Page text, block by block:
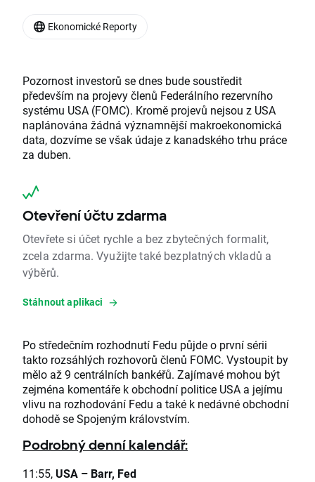
Pozornost investorů se dnes bude soustředit
především na projevy členů Federálního rezervního
systému USA (FOMC). Kromě projevů nejsou z USA
naplánována žádná významnější makroekonomická
data, dozvíme se však údaje z kanadského trhu práce
za duben.
Otevření účtu zdarma
Otevřete si účet rychle a bez zbytečných formalit,
zcela zdarma. Využijte také bezplatných vkladů a
výběrů.
Stáhnout aplikaci
Po středečním rozhodnutí Fedu půjde o první sérii
takto rozsáhlých rozhovorů členů FOMC. Vystoupit by
mělo až 9 centrálních bankéřů. Zajímavé mohou být
zejména komentáře k obchodní politice USA a jejímu
vlivu na rozhodování Fedu a také k nedávné obchodní
dohodě se Spojeným královstvím.
Podrobný denní kalendář:
11:55, USA – Barr, Fed
Ekonomické Reporty